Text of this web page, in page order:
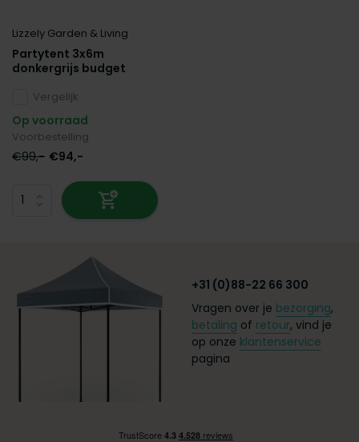
Lizzely Garden & Living
Partytent 3x6m
donkergrijs budget
Vergelijk
Op voorraad
Voorbestelling
€99,- €94,-
+31 (0)88-22 66 300
Vragen over je bezorging,
betaling of retour, vind je
op onze klantenservice
pagina